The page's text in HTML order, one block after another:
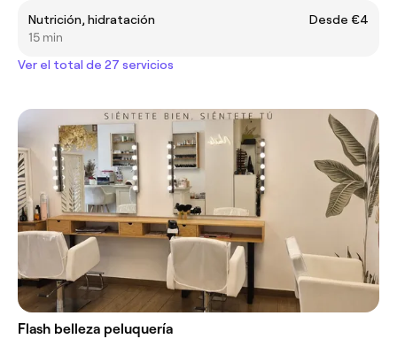
Nutrición, hidratación
Desde €4
15 min
Ver el total de 27 servicios
Flash belleza peluquería